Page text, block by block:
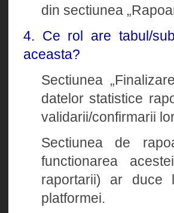
din sectiunea
4. Ce rol are tabul/
aceasta?
Sectiunea
datelor statistice
validarii/confirmarii
Sectiunea de
functionarea
raportarii) ar duce
platformei.